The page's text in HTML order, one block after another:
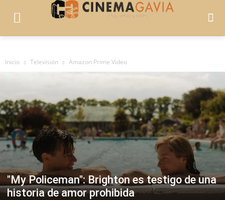
Inicio Televisión Amazon Prime Video
"My Policeman": Brighton es testigo de una
historia de amor prohibida